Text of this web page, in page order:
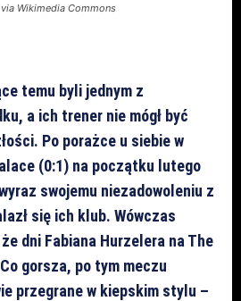
Wikimedia Commons
temu byli jednym z
a ich trener nie mógł być
Po porażce u siebie w
(0:1) na początku lutego
swojemu niezadowoleniu z
się ich klub. Wówczas
dni Fabiana Hurzelera na The
gorsza, po tym meczu
przegrane w kiepskim stylu –